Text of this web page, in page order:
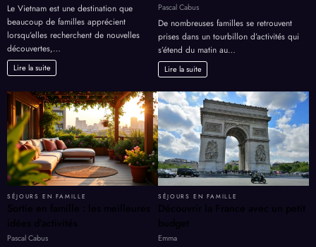
Le Vietnam est une destination que
beaucoup de familles apprécient
lorsqu’elles recherchent de nouvelles
découvertes,…
Lire la suite
Pascal Cabus
De nombreuses familles se retrouvent
prises dans un tourbillon d’activités qui
s’étend du matin au…
Lire la suite
SÉJOURS EN FAMILLE
Sortie en famille : les meilleures
idées d’activités
Pascal Cabus
SÉJOURS EN FAMILLE
Découvrir la France avec un petit
budget
Emma